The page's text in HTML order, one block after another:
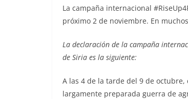
La campaña internacional
próximo 2 de noviembre. En
La declaración de la campaña
de Siria es la siguiente:
A las 4 de la tarde del 9 de
largamente preparada guerra de